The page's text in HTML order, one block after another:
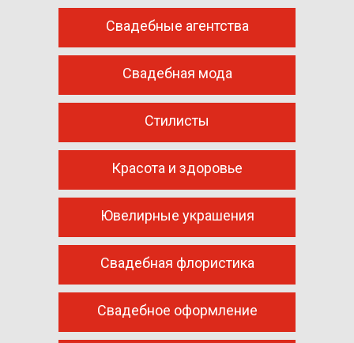
Свадебные агентства
Свадебная мода
Cтилисты
Красота и здоровье
Ювелирные украшения
Свадебная флористика
Свадебное оформление